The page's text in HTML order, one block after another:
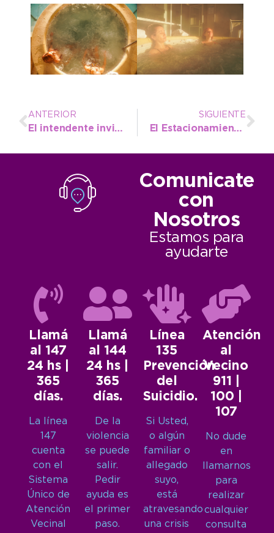
ANTERIOR
El intendente invita a celebrar el Día de la Independencia en el Encuentro Regional de Peñas Folclóricas
SIGUIENTE
El Estacionamiento Medido no estará en funcionamiento durante jueves y viernes
Comunicate
con
Nosotros
Estamos para
ayudarte
Llamá
al 147
24 hs |
365
días.
La línea
147
cuenta
con el
Sistema
Único de
Atención
Vecinal
Llamá
al 144
24 hs |
365
días.
De la
violencia
se puede
salir.
Pedir
ayuda es
el primer
paso.
Línea
135
Prevención
del
Suicidio.
Si Usted,
o algún
familiar o
allegado
suyo,
está
atravesando
una crisis
Atención
al
Vecino
911 |
100 |
107
No dude
en
llamarnos
para
realizar
cualquier
consulta